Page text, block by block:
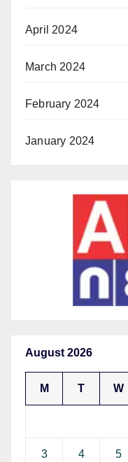
April 2024
March 2024
February 2024
January 2024
August 2026
M T W
3 4 5